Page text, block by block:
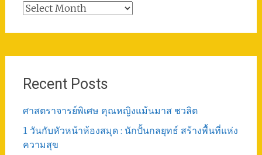
Total
Recent Posts
ศาสตราจารย์พิเศษ คุณหญิงแม้นมาส ชวลิต
1 วันกับหัวหน้าห้องสมุด : นักปั้นกลยุทธ์ สร้างพื้นที่แห่ง
ความสุข